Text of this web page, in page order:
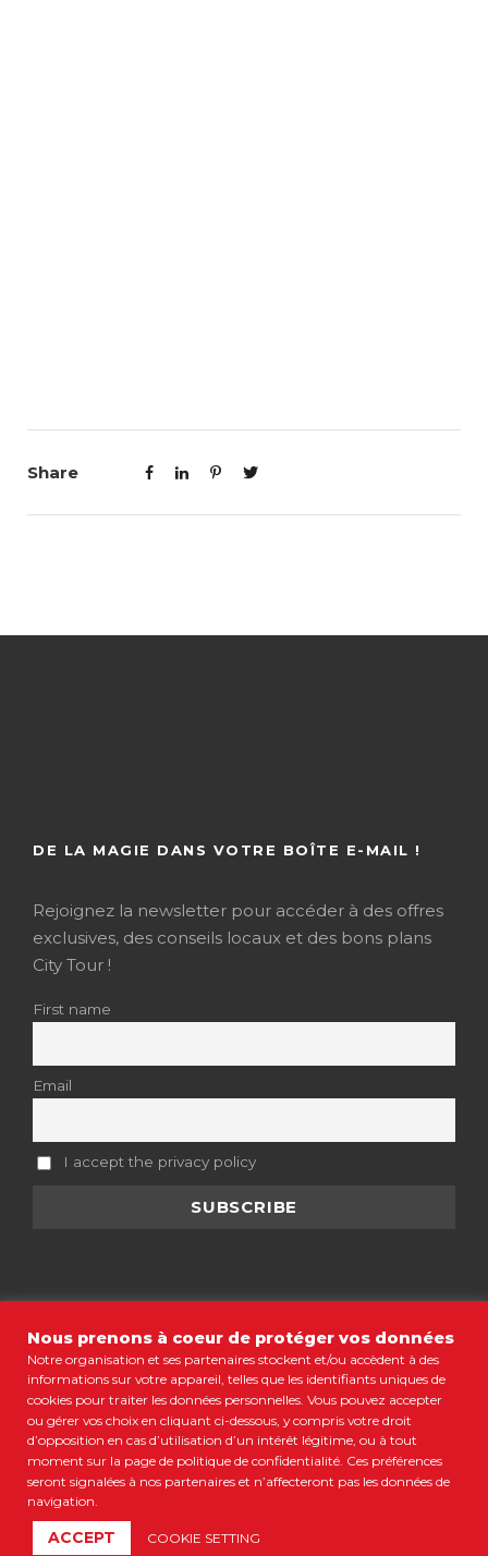
Share
DE LA MAGIE DANS VOTRE BOÎTE E-MAIL !
Rejoignez la newsletter pour accéder à des offres
exclusives, des conseils locaux et des bons plans
City Tour !
First name
Email
I accept the privacy policy
MENTIONS LÉGALES •CGV• POLITIQUE DE CONFIDENTIALITÉ
COOKIES•PLAN DU SITE
© COPYRIGHT 2021 COLORBÜS MARSEILLE • TOUS DROITS
RÉSERVÉS
RESTONS CONNECTÉS
Nous prenons à coeur de protéger vos données
Notre organisation et ses partenaires stockent et/ou accèdent à des
informations sur votre appareil, telles que les identifiants uniques de
cookies pour traiter les données personnelles. Vous pouvez accepter
ou gérer vos choix en cliquant ci-dessous, y compris votre droit
d’opposition en cas d’utilisation d’un intérêt légitime, ou à tout
moment sur la page de politique de confidentialité. Ces préférences
seront signalées à nos partenaires et n’affecteront pas les données de
navigation.
ACCEPT COOKIE SETTING